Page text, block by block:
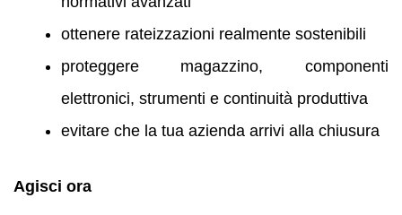
ottenere rateizzazioni realmente sostenibili
proteggere magazzino, componenti
elettronici, strumenti e continuità produttiva
evitare che la tua azienda arrivi alla chiusura
Agisci ora